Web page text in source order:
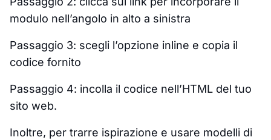
modulo nell’angolo in alto a sinistra
Passaggio 3: scegli l’opzione inline e copia il
codice fornito
Passaggio 4: incolla il codice nell’HTML del tuo
sito web.
Inoltre, per trarre ispirazione e usare modelli di